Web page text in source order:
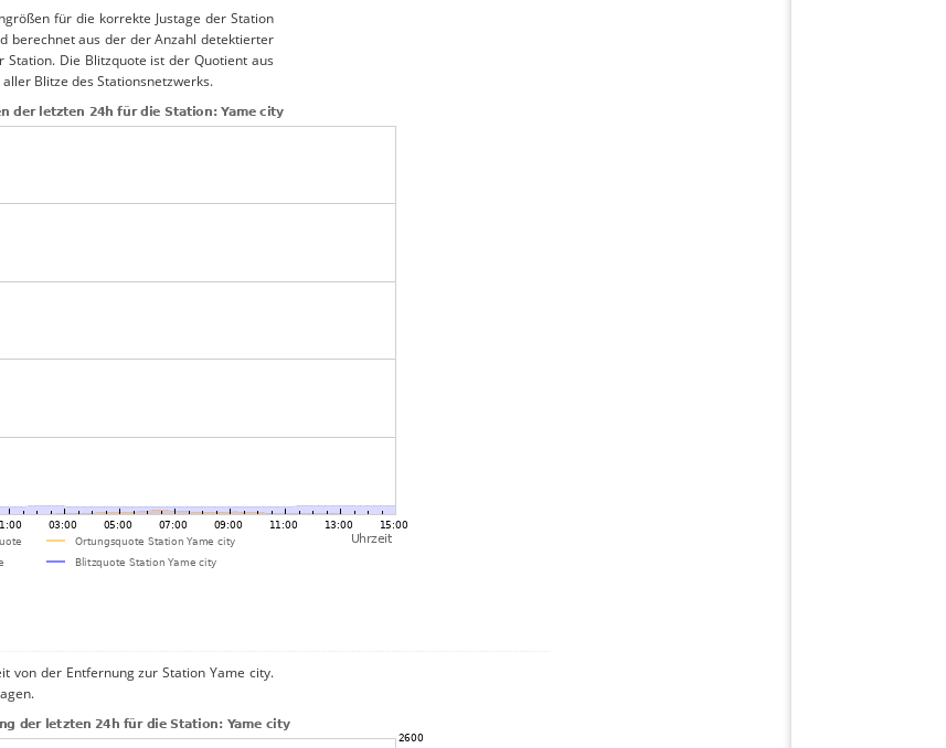
für die korrekte Justage der Station
berechnet aus der der Anzahl detektierter
Die Blitzquote ist der Quotient aus
Blitze des Stationsnetzwerks.
von der Entfernung zur Station Yame city.